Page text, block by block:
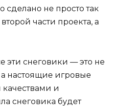
сделано не просто так
части проекта, а
эти снеговики — это не
настоящие игровые
и
снеговика будет